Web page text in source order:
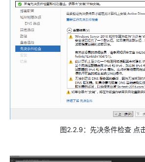
图2.2.9：先决条件检查 点